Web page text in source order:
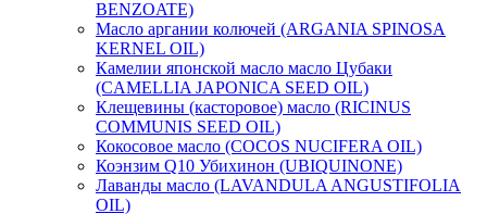
BENZOATE)
Масло аргании колючей (ARGANIA SPINOSA
KERNEL OIL)
Камелии японской масло масло Цубаки
(CAMELLIA JAPONICA SEED OIL)
Клещевины (касторовое) масло (RICINUS
COMMUNIS SEED OIL)
Кокосовое масло (COCOS NUCIFERA OIL)
Коэнзим Q10 Убихинон (UBIQUINONE)
Лаванды масло (LAVANDULA ANGUSTIFOLIA
OIL)